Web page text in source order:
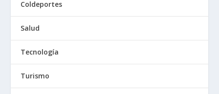
Coldeportes
Salud
Tecnología
Turismo